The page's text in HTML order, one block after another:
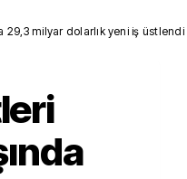
29,3 milyar dolarlık yeni iş üstlendi